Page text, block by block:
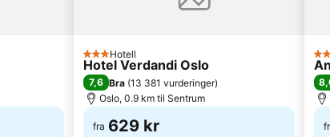
3 Stjerner
Hotell
Hotel Verdandi Oslo
7,6 Bra (13 381 vurderinger)
Oslo, 0.9 km til Sentrum
fra 629 kr
3